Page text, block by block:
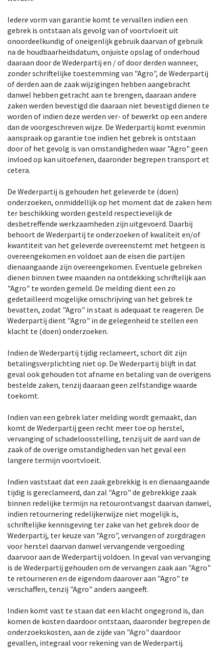
Iedere vorm van garantie komt te vervallen indien een
gebrek is ontstaan als gevolg van of voortvloeit uit
onoordeelkundig of oneigenlijk gebruik daarvan of gebruik
na de houdbaarheidsdatum, onjuiste opslag of onderhoud
daaraan door de Wederpartij en / of door derden wanneer,
zonder schriftelijke toestemming van "Agro", de Wederpartij
of derden aan de zaak wijzigingen hebben aangebracht
danwel hebben getracht aan te brengen, daaraan andere
zaken werden bevestigd die daaraan niet bevestigd dienen te
worden of indien deze werden ver- of bewerkt op een andere
dan de voorgeschreven wijze. De Wederpartij komt evenmin
aanspraak op garantie toe indien het gebrek is ontstaan
door of het gevolg is van omstandigheden waar "Agro" geen
invloed op kan uitoefenen, daaronder begrepen transport et
cetera.
De Wederpartij is gehouden het geleverde te (doen)
onderzoeken, onmiddellijk op het moment dat de zaken hem
ter beschikking worden gesteld respectievelijk de
desbetreffende werkzaamheden zijn uitgevoerd. Daarbij
behoort de Wederpartij te onderzoeken of kwaliteit en/of
kwantiteit van het geleverde overeenstemt met hetgeen is
overeengekomen en voldoet aan de eisen die partijen
dienaangaande zijn overeengekomen. Eventuele gebreken
dienen binnen twee maanden na ontdekking schriftelijk aan
"Agro" te worden gemeld. De melding dient een zo
gedetailleerd mogelijke omschrijving van het gebrek te
bevatten, zodat "Agro" in staat is adequaat te reageren. De
Wederpartij dient "Agro" in de gelegenheid te stellen een
klacht te (doen) onderzoeken.
Indien de Wederpartij tijdig reclameert, schort dit zijn
betalingsverplichting niet op. De Wederpartij blijft in dat
geval ook gehouden tot afname en betaling van de overigens
bestelde zaken, tenzij daaraan geen zelfstandige waarde
toekomt.
Indien van een gebrek later melding wordt gemaakt, dan
komt de Wederpartij geen recht meer toe op herstel,
vervanging of schadeloosstelling, tenzij uit de aard van de
zaak of de overige omstandigheden van het geval een
langere termijn voortvloeit.
Indien vaststaat dat een zaak gebrekkig is en dienaangaande
tijdig is gereclameerd, dan zal "Agro" de gebrekkige zaak
binnen redelijke termijn na retourontvangst daarvan danwel,
indien retournering redelijkerwijze niet mogelijk is,
schriftelijke kennisgeving ter zake van het gebrek door de
Wederpartij, ter keuze van "Agro", vervangen of zorgdragen
voor herstel daarvan danwel vervangende vergoeding
daarvoor aan de Wederpartij voldoen. In geval van vervanging
is de Wederpartij gehouden om de vervangen zaak aan "Agro"
te retourneren en de eigendom daarover aan "Agro" te
verschaffen, tenzij "Agro" anders aangeeft.
Indien komt vast te staan dat een klacht ongegrond is, dan
komen de kosten daardoor ontstaan, daaronder begrepen de
onderzoekskosten, aan de zijde van "Agro" daardoor
gevallen, integraal voor rekening van de Wederpartij.